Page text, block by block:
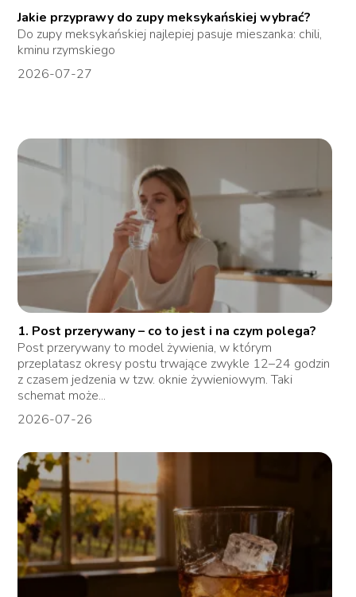
Jakie przyprawy do zupy meksykańskiej wybrać?
Do zupy meksykańskiej najlepiej pasuje mieszanka: chili,
kminu rzymskiego
2026-07-27
1. Post przerywany – co to jest i na czym polega?
Post przerywany to model żywienia, w którym
przeplatasz okresy postu trwające zwykle 12–24 godzin
z czasem jedzenia w tzw. oknie żywieniowym. Taki
schemat może...
2026-07-26